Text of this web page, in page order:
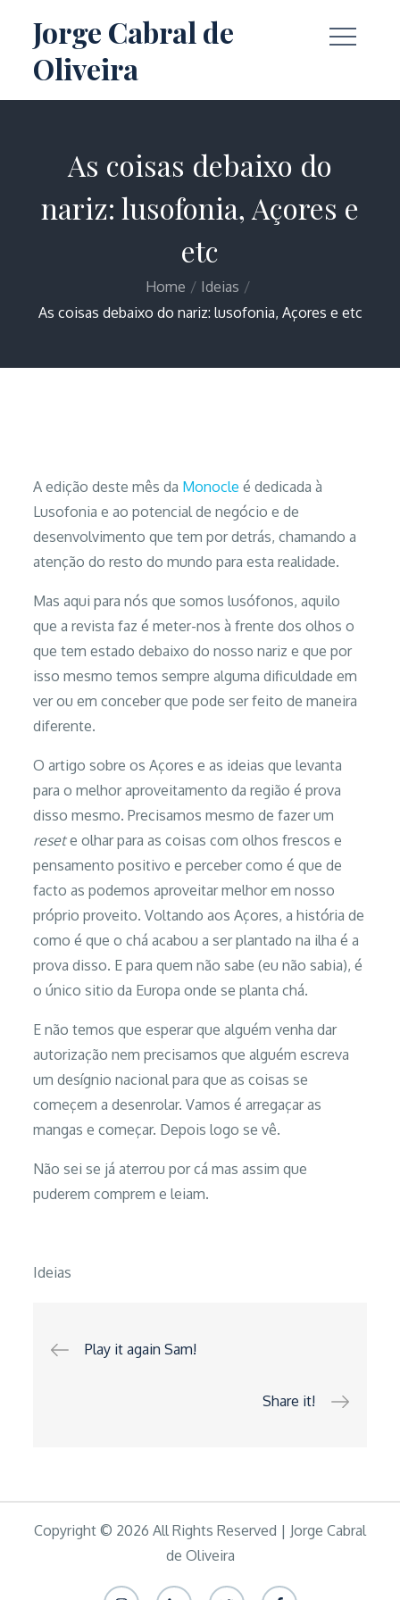
content
Jorge Cabral de
Oliveira
As coisas debaixo do
nariz: lusofonia, Açores e
etc
Home
Ideias
As coisas debaixo do nariz: lusofonia, Açores e etc
A edição deste mês da Monocle é dedicada à
Lusofonia e ao potencial de negócio e de
desenvolvimento que tem por detrás, chamando a
atenção do resto do mundo para esta realidade.
Mas aqui para nós que somos lusófonos, aquilo
que a revista faz é meter-nos à frente dos olhos o
que tem estado debaixo do nosso nariz e que por
isso mesmo temos sempre alguma dificuldade em
ver ou em conceber que pode ser feito de maneira
diferente.
O artigo sobre os Açores e as ideias que levanta
para o melhor aproveitamento da região é prova
disso mesmo. Precisamos mesmo de fazer um
resete olhar para as coisas com olhos frescos e
pensamento positivo e perceber como é que de
facto as podemos aproveitar melhor em nosso
próprio proveito. Voltando aos Açores, a história de
como é que o chá acabou a ser plantado na ilha é a
prova disso. E para quem não sabe (eu não sabia), é
o único sitio da Europa onde se planta chá.
E não temos que esperar que alguém venha dar
autorização nem precisamos que alguém escreva
um desígnio nacional para que as coisas se
começem a desenrolar. Vamos é arregaçar as
mangas e começar. Depois logo se vê.
Não sei se já aterrou por cá mas assim que
puderem comprem e leiam.
Ideias
Navegação
Play it again Sam!
Share it!
Copyright © 2026 All Rights Reserved | Jorge Cabral
de Oliveira